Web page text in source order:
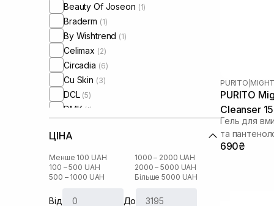
Beauty Of Joseon (1)
Braderm (1)
By Wishtrend (1)
Celimax (2)
Circadia (6)
Cu Skin (3)
DCL (5)
DMK (1)
Dr. Ceuracle
HydroPeptide
I'm From(4)
IS Clinical (2)
Lagom
ЦІНА
Менше 100 UAH
100 – 500 UAH
500 – 1000 UAH
1000 – 2000 UAH
2000 – 5000 UAH
Більше 5000 UAH
Від До
PURITO
PURITO
Cleanser
Гель для
та
690₴